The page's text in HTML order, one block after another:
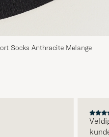
Socks Anthracite Melange
Veldig